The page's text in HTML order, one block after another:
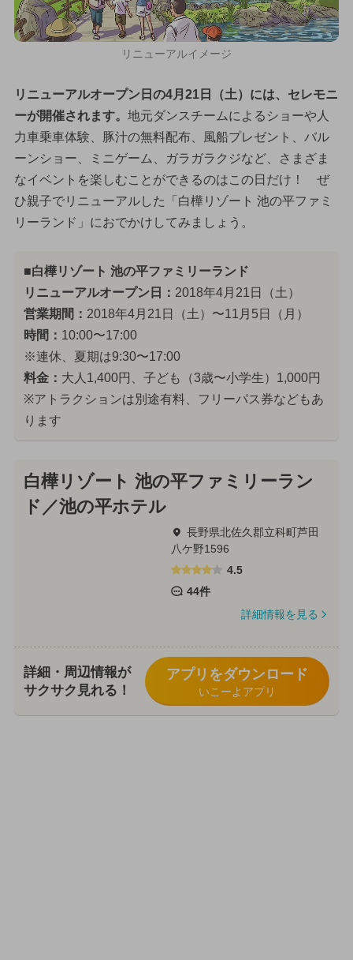
リニューアルイメージ
リニューアルオープン日の4月21日（土）には、セレモニ
ーが開催されます。 地元ダンスチームによるショーや人
力車乗車体験、豚汁の無料配布、風船プレゼント、バル
ーンショー、ミニゲーム、ガラガラクジなど、さまざま
なイベントを楽しむことができるのはこの日だけ！ ぜ
ひ親子でリニューアルした「白樺リゾート 池の平ファミ
リーランド」におでかけしてみましょう。
■白樺リゾート 池の平ファミリーランド
リニューアルオープン日： 2018年4月21日（土）
営業期間： 2018年4月21日（土）〜11月5日（月）
時間： 10:00〜17:00
※連休、夏期は9:30〜17:00
料金： 大人1,400円、子ども（3歳〜小学生）1,000円
※アトラクションは別途有料、フリーパス券などもあ
ります
白樺リゾート 池の平ファミリーラン
ド／池の平ホテル
長野県北佐久郡立科町芦田
八ケ野1596
4.5
44件
詳細情報を見る
詳細・周辺情報が
サクサク見れる！
アプリをダウンロード
いこーよアプリ